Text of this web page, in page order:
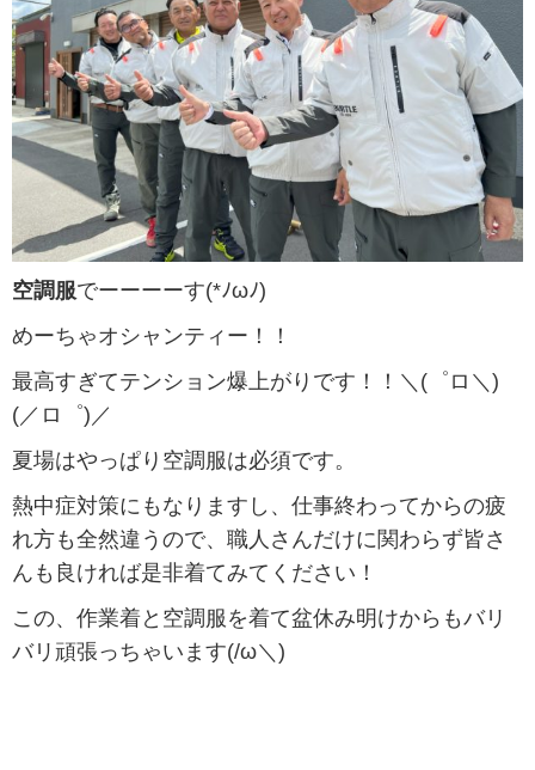
空調服でーーーーす(*ﾉωﾉ)
めーちゃオシャンティー！！
最高すぎてテンション爆上がりです！！＼(゜ロ＼)
(／ロ゜)／
夏場はやっぱり空調服は必須です。
熱中症対策にもなりますし、仕事終わってからの疲
れ方も全然違うので、職人さんだけに関わらず皆さ
んも良ければ是非着てみてください！
この、作業着と空調服を着て盆休み明けからもバリ
バリ頑張っちゃいます(/ω＼)